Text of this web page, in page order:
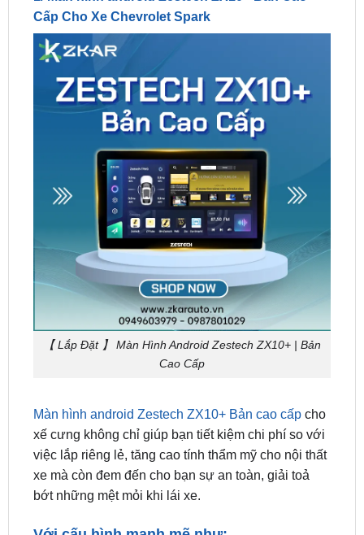
【 Lắp Đặt 】 Màn Hình Android Zestech ZX10+ | Bản
Cao Cấp
Màn hình android Zestech ZX10+ Bản cao cấp
việc lắp riêng lẻ, tăng cao tính thẩm mỹ cho nội thất
xe mà còn đem đến cho bạn sự an toàn, giải toả
bớt những mệt mỏi khi lái xe.
Với cấu hình mạnh mẽ như: